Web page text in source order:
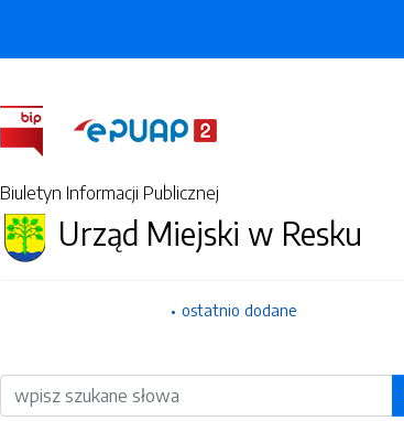
Biuletyn Informacji Publicznej
Urząd Miejski w Resku
ostatnio dodane
Wyszukiwarka